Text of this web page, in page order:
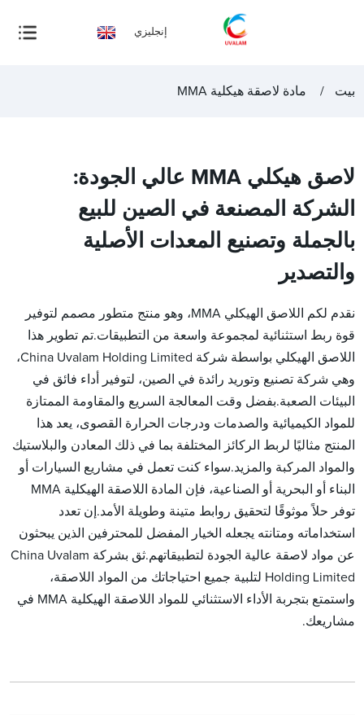
إنجليزي
بيت مادة لاصقة هيكلية MMA
لاصق هيكلي MMA عالي الجودة:
الشركة المصنعة في الصين للبيع
بالجملة وتصنيع المعدات الأصلية
والتصدير
نقدم لكم اللاصق الهيكلي MMA، وهو منتج متطور مصمم لتوفير
قوة ربط استثنائية لمجموعة واسعة من التطبيقات.تم تطوير هذا
اللاصق الهيكلي بواسطة شركة China Uvalam Holding Limited،
وهي شركة تصنيع وتوريد رائدة في الصين، لتوفير أداء فائق في
البيئات الصعبة.بفضل وقت المعالجة السريع والمقاومة الممتازة
للمواد الكيميائية والصدمات ودرجات الحرارة القصوى، يعد هذا
المنتج مثاليًا لربط الركائز المختلفة بما في ذلك المعادن والبلاستيك
والمواد المركبة والمزيد.سواء كنت تعمل في مشاريع السيارات أو
البناء أو البحرية أو الصناعية، فإن المادة اللاصقة الهيكلية MMA
توفر حلاً موثوقًا لتحقيق روابط متينة وطويلة الأمد.إن تعدد
استخداماته ومتانته يجعله الخيار المفضل للمحترفين الذين يبحثون
عن مواد لاصقة عالية الجودة لتطبيقاتهم.ثق بشركة China Uvalam
Holding Limited لتلبية جميع احتياجاتك من المواد اللاصقة،
واستمتع بتجربة الأداء الاستثنائي للمواد اللاصقة الهيكلية MMA في
مشاريعك.